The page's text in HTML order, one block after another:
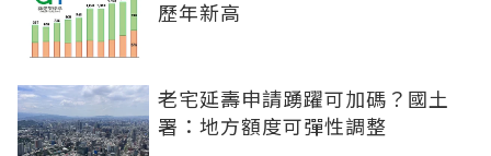
歷年新高
老宅延壽申請踴躍可加碼？國土
署：地方額度可彈性調整